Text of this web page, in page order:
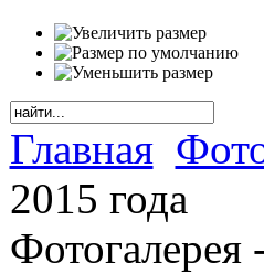
Главная
2015 года
Фотогалерея